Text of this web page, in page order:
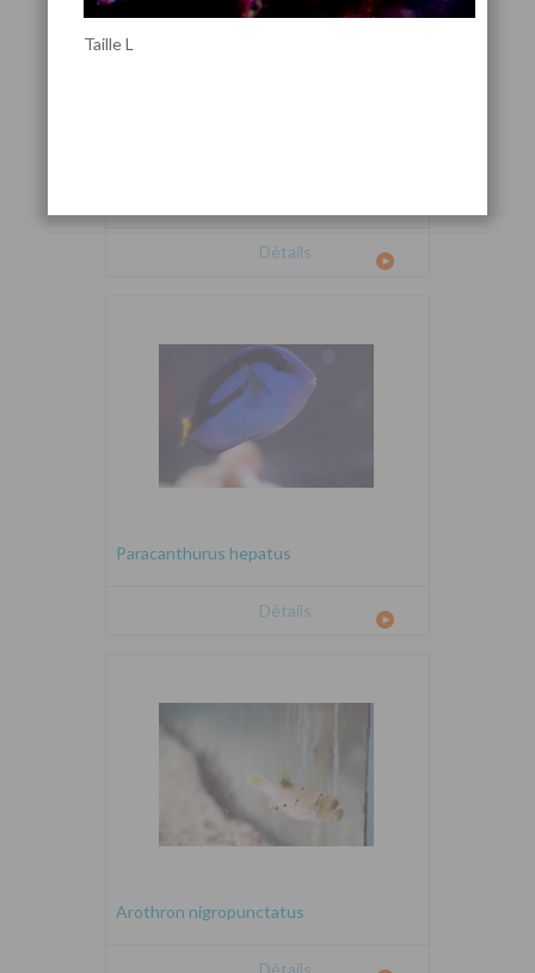
Détails
Paracanthurus hepatus
Détails
Arothron nigropunctatus
Détails
Taille L